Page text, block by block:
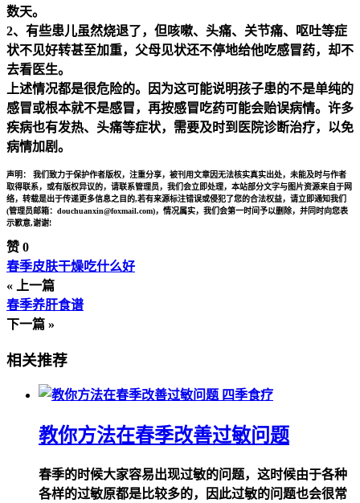
数天。
2、有些患儿虽然烧退了，但咳嗽、头痛、关节痛、呕吐等症
状不见好转甚至加重，父母见状还不停地给他吃感冒药，却不
去看医生。
上述情况都是很危险的。因为这可能说明孩子患的不是单纯的
感冒或根本就不是感冒，再按感冒吃药可能会贻误病情。许多
疾病也有发热、头痛等症状，需要及时到医院诊断治疗，以免
病情加剧。
声明：
我们致力于保护作者版权，注重分享，被刊用文章因无法核实真实出处，未能及时与作者
取得联系，或有版权异议的，请联系管理员，我们会立即处理，本站部分文字与图片资源来自于网
络，转载是出于传递更多信息之目的,若有来源标注错误或侵犯了您的合法权益，请立即通知我们
(管理员邮箱：douchuanxin@foxmail.com)，情况属实，我们会第一时间予以删除，并同时向您表
示歉意,谢谢!
赞 0
春季皮肤干燥吃什么好
« 上一篇
春季养肝食谱
下一篇 »
相关推荐
四季食疗
教你方法在春季改善过敏问题
春季的时候大家容易出现过敏的问题，这时候由于各种
各样的过敏原都是比较多的，因此过敏的问题也会很常